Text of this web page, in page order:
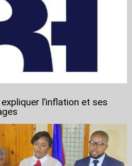
l’inflation et ses